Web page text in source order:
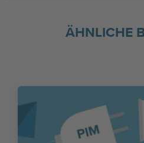
ÄHNLICHE